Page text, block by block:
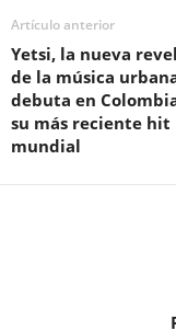
Artículo anterior
Yetsi, la nueva
de la música
debuta en
su más reciente hit
mundial